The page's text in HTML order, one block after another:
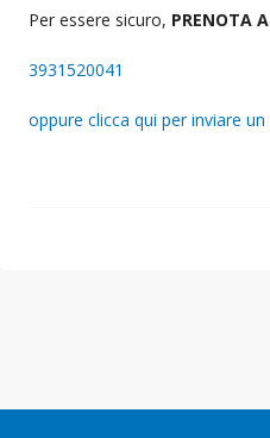
Per essere sicuro, PRENOTA
3931520041
oppure clicca qui per inviare un